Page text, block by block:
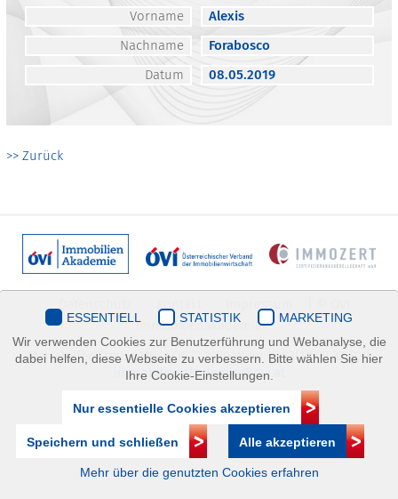
Vorname
Alexis
Nachname
Forabosco
Datum
08.05.2019
>> Zurück
Immobilienakademie
Mariahilfer Straße 116/2.OG/2 1070 Wien | +43(1)505 32 50 |
immobilienakademie@ovi.at
ESSENTIELL STATISTIK
MARKETING
Wir verwenden Cookies zur Benutzerführung und Webanalyse, die
dabei helfen, diese Webseite zu verbessern. Bitte wählen Sie hier
Ihre Cookie-Einstellungen.
Nur essentielle Cookies akzeptieren
Speichern und schließen Alle akzeptieren
Mehr über die genutzten Cookies erfahren